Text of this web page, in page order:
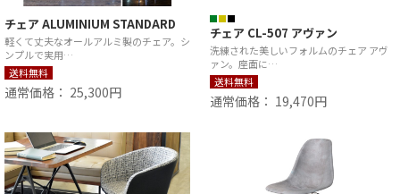
チェア ALUMINIUM STANDARD
軽くて丈夫なオールアルミ製のチェア。シ
ンプルで実用…
送料無料
通常価格： 25,300円
チェア CL-507 アヴァン
洗練された美しいフォルムのチェア アヴ
ァン。座面に…
送料無料
通常価格： 19,470円